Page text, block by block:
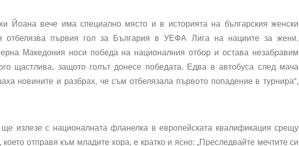
Йоана вече има специално място и в историята на българския женски
отбелязва първия гол за България в УЕФА Лига на нациите за жени.
Македония носи победа на националния отбор и остава незабравим
щастлива, защото голът донесе победата. Едва в автобуса след мача
новините и разбрах, че съм отбелязала първото попадение в турнира“,
излезе с националната фланелка в европейската квалификация срещу
отправя към младите хора, е кратко и ясно: „Преследвайте мечтите си